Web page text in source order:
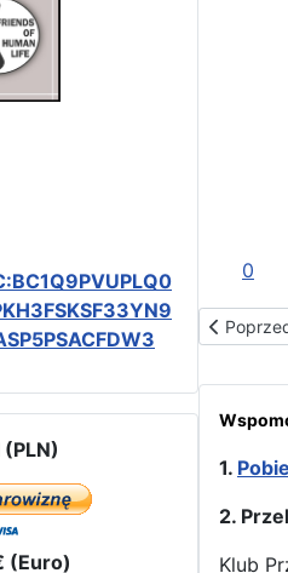
(PLN)
(Euro)
0
1.
2.
Klub